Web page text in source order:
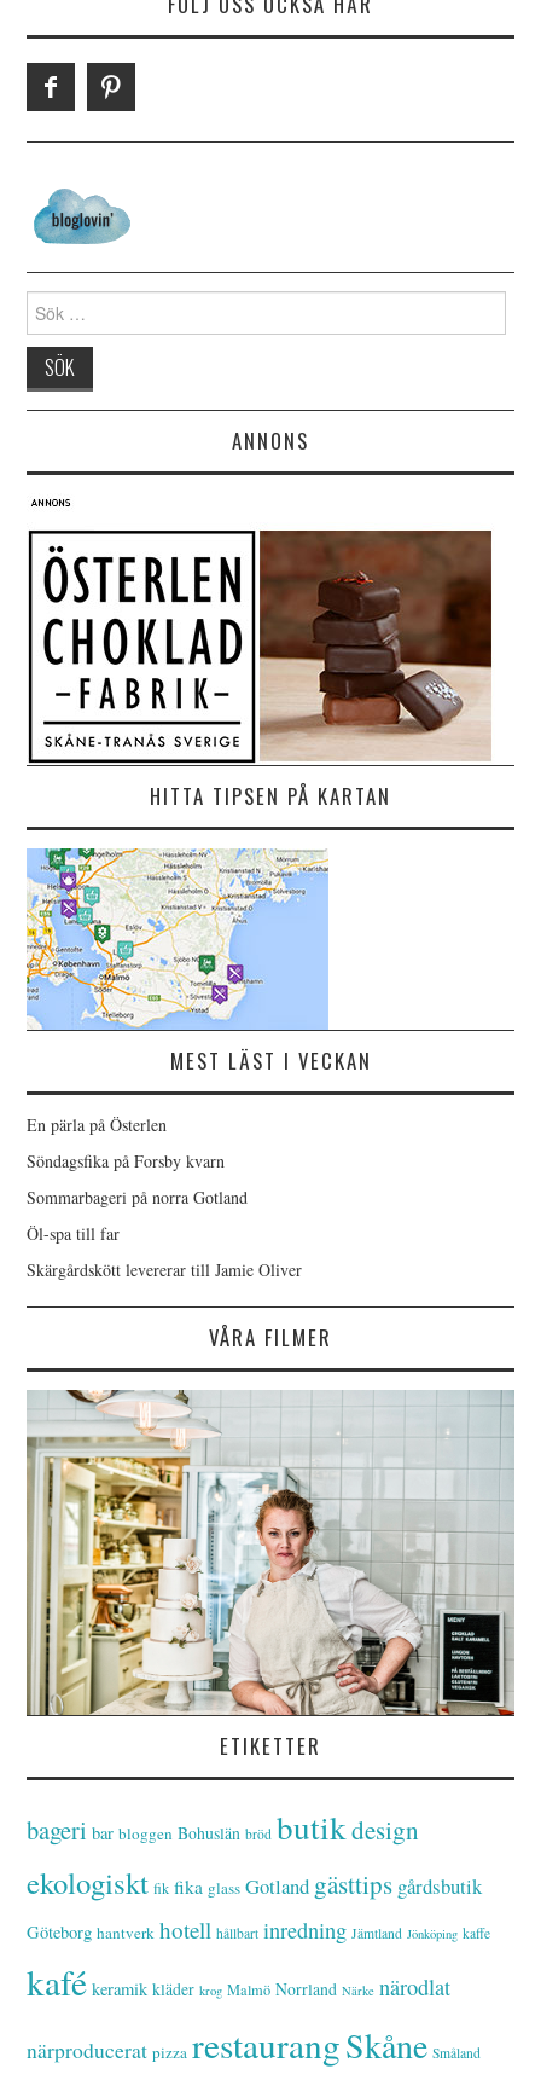
Search for:
ANNONS
HITTA TIPSEN PÅ KARTAN
MEST LÄST I VECKAN
En pärla på Österlen
Söndagsfika på Forsby kvarn
Sommarbageri på norra Gotland
Öl-spa till far
Skärgårdskött levererar till Jamie Oliver
VÅRA FILMER
ETIKETTER
bageri bar bloggen Bohuslän bröd butikdesign
ekologiskt fik fika glass Gotland gästtips gårdsbutik
Göteborg hantverk hotell hållbart inredning Jämtland Jönköping kaffe
kafé keramik kläder krog Malmö Norrland Närke närodlat
närproducerat pizza restaurangSkåne Småland